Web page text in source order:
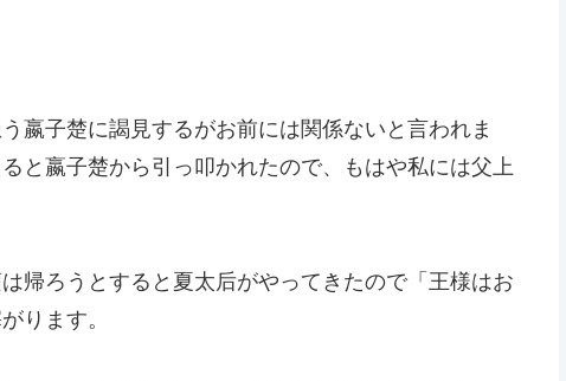
嬴子楚に謁見するがお前には関係ないと言われま
と嬴子楚から引っ叩かれたので、もはや私には父上
帰ろうとすると夏太后がやってきたので「王様はお
ります。